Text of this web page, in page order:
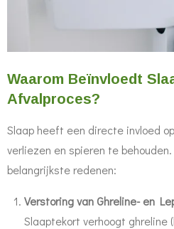
Waarom Beïnvloedt
Afvalproces?
Slaap heeft een directe invloed
verliezen en spieren te
belangrijkste redenen:
Verstoring van Ghreline- en
Slaaptekort verhoogt ghreline